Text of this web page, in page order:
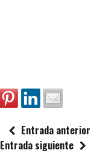
Entrada anterior
Entrada siguiente